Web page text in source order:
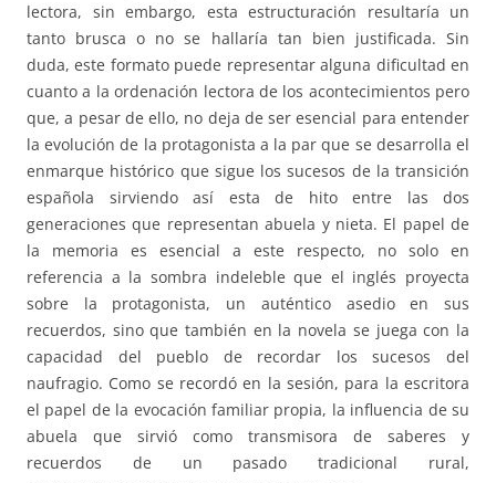
lectora, sin embargo, esta estructuración resultaría un
tanto brusca o no se hallaría tan bien justificada. Sin
duda, este formato puede representar alguna dificultad en
cuanto a la ordenación lectora de los acontecimientos pero
que, a pesar de ello, no deja de ser esencial para entender
la evolución de la protagonista a la par que se desarrolla el
enmarque histórico que sigue los sucesos de la transición
española sirviendo así esta de hito entre las dos
generaciones que representan abuela y nieta. El papel de
la memoria es esencial a este respecto, no solo en
referencia a la sombra indeleble que el inglés proyecta
sobre la protagonista, un auténtico asedio en sus
recuerdos, sino que también en la novela se juega con la
capacidad del pueblo de recordar los sucesos del
naufragio. Como se recordó en la sesión, para la escritora
el papel de la evocación familiar propia, la influencia de su
abuela que sirvió como transmisora de saberes y
recuerdos de un pasado tradicional rural,